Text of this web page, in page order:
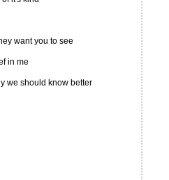
want you to see
in me
we should know better